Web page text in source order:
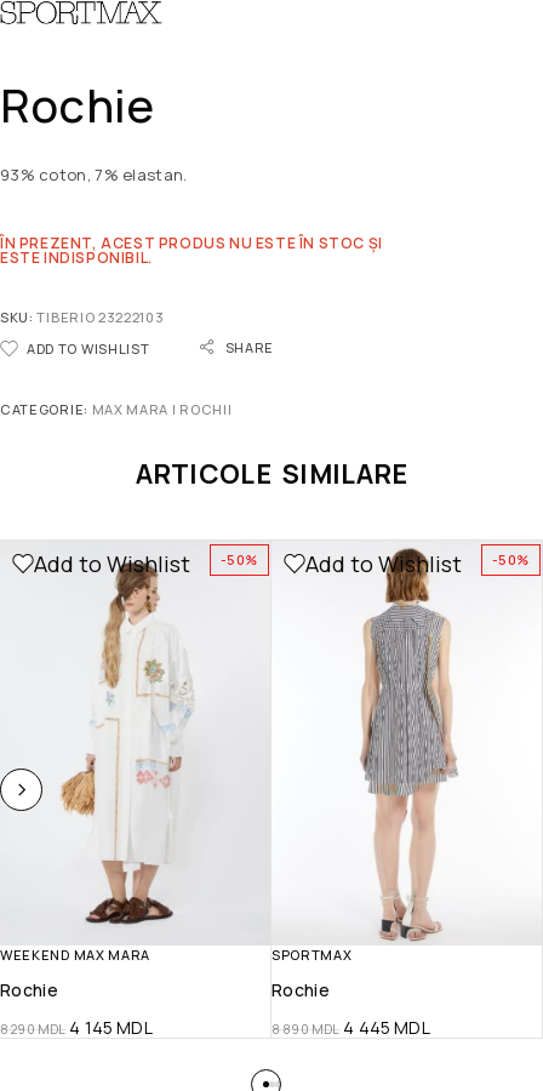
Rochie
93% coton, 7% elastan.
ÎN PREZENT, ACEST PRODUS NU ESTE ÎN STOC ȘI
ESTE INDISPONIBIL.
SKU:TIBERIO 23222103
ADD TO WISHLIST
SHARE
CATEGORIE: MAX MARA | ROCHII
ARTICOLE SIMILARE
-50%
Add to Wishlist
WEEKEND MAX MARA
Rochie
8 290MDL 4 145MDL
-50%
Add to Wishlist
SPORTMAX
Rochie
8 890MDL 4 445MDL